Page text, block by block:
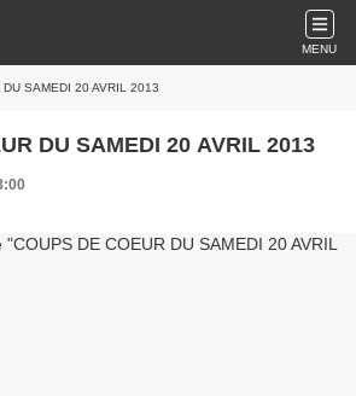
MENU
SAMEDI 20 AVRIL 2013
DU SAMEDI 20 AVRIL 2013